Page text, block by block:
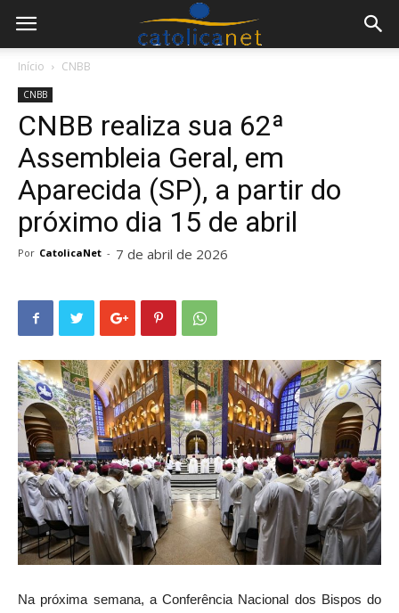
Início CNBB
CNBB
CNBB realiza sua 62ª
Assembleia Geral, em
Aparecida (SP), a partir do
próximo dia 15 de abril
Por CatolicaNet - 7 de abril de 2026
Na próxima semana, a Conferência Nacional dos Bispos do